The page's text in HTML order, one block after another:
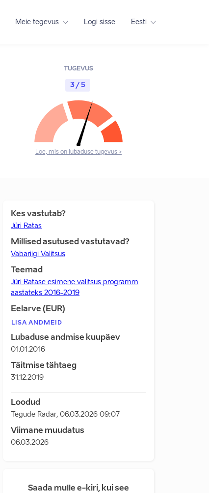
Meie tegevus Logi sisse Eesti
TUGEVUS
3 / 5
Loe, mis on lubaduse tugevus >
Kes vastutab?
Jüri Ratas
Millised asutused vastutavad?
Vabariigi Valitsus
Teemad
Jüri Ratase esimene valitsus programm
aastateks 2016-2019
Eelarve (EUR)
LISA ANDMEID
Lubaduse andmise kuupäev
01.01.2016
Täitmise tähtaeg
31.12.2019
Loodud
Tegude Radar, 06.03.2026 09:07
Viimane muudatus
06.03.2026
Saada mulle e-kiri, kui see